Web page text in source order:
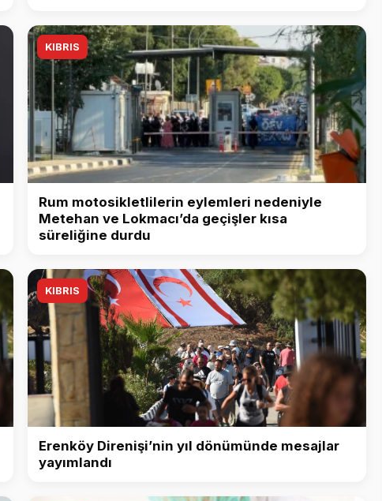
KIBRIS
Rum motosikletlilerin eylemleri nedeniyle
Metehan ve Lokmacı’da geçişler kısa
süreliğine durdu
KIBRIS
Erenköy Direnişi’nin yıl dönümünde mesajlar
yayımlandı